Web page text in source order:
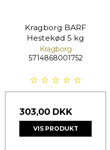
Kragborg BARF
Hestekød 5 kg
Kragborg
5714868001752
303,00 DKK
VIS PRODUKT